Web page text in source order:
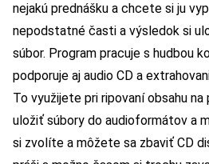
nejakú prednášku a chcete si ju
nepodstatné časti a výsledok si
súbor. Program pracuje s hudbou
podporuje aj audio CD a
To využijete pri ripovaní obsahu
uložiť súbory do audioformátov a
si zvolíte a môžete sa zbaviť CD